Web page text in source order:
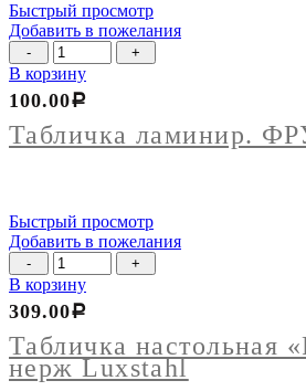
Быстрый просмотр
Добавить в пожелания
Количество
товара
Табличка
ламинир.
ФРУКТЫ
В корзину
Табличка ламинир.
100.00Р
Быстрый просмотр
Добавить в пожелания
Количество
товара
Табличка
настольная
"Reserved
2"
нерж
В корзину
Табличка настольная
нерж Luxstahl
309.00Р